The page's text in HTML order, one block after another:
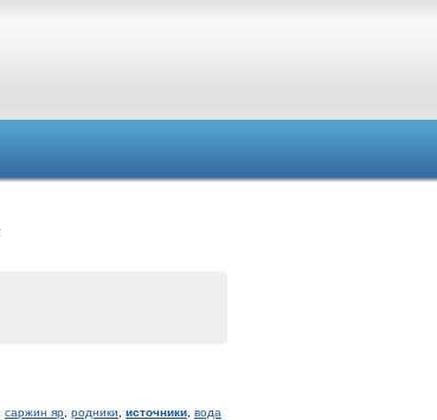
саржин яр родники источники вода